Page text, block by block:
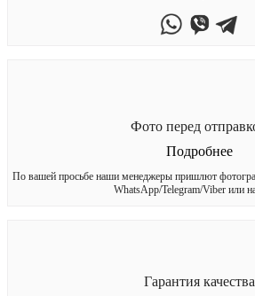
Фото перед
Подробнее
По вашей просьбе наши менеджеры пришлют
WhatsApp/Telegram/Viber или
Гарантия качества